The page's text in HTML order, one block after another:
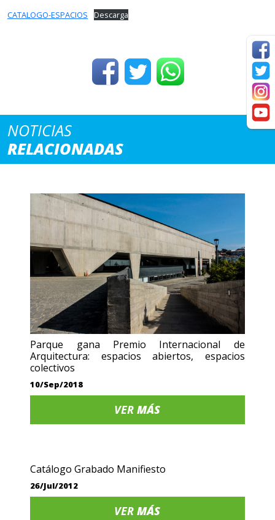
CATALOGO-ESPACIOS Descarga
NOTICIAS
RELACIONADAS
Parque gana Premio Internacional de
Arquitectura: espacios abiertos, espacios
colectivos
10/Sep/2018
VERMÁS
Catálogo Grabado Manifiesto
26/Jul/2012
VERMÁS